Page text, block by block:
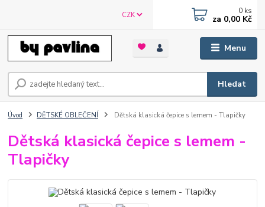
Menu
CZK
Hledat
0 ks
za 0,00 Kč
Úvod DĚTSKÉ OBLEČENÍ Dětská klasická čepice s lemem - Tlapičky
Dětská klasická čepice s lemem -
Tlapičky